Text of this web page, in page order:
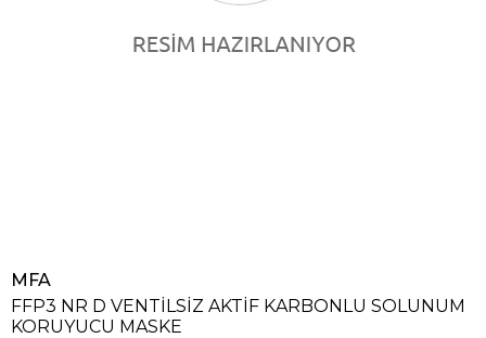
MFA
FFP3 NR D VENTİLSİZ AKTİF KARBONLU SOLUNUM
KORUYUCU MASKE